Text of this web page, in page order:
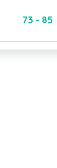
73 - 85